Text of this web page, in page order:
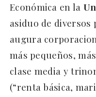
Económica en la
asiduo de
augura
más pequeños,
clase media y
(“renta básica,